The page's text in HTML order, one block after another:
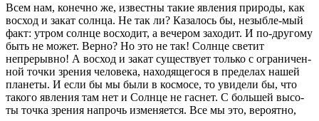
Всем нам, конечно же, известны такие явления природы, как
восход и закат солнца. Не так ли? Казалось бы, незыбле-мый
факт: утром солнце восходит, а вечером заходит. И по-другому
быть не может. Верно? Но это не так! Солнце светит
непрерывно! А восход и закат существует только с ограничен-
ной точки зрения человека, находящегося в пределах нашей
планеты. И если бы мы были в космосе, то увидели бы, что
такого явления там нет и Солнце не гаснет. С большей высо-
ты точка зрения напрочь изменяется. Все мы это, вероятно,